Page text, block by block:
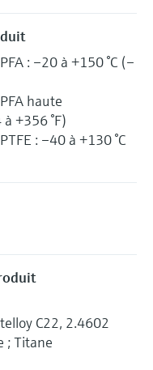
: –20 à +150 °C (–
haute
+356 °F)
: –40 à +130 °C
C22, 2.4602
; Titane